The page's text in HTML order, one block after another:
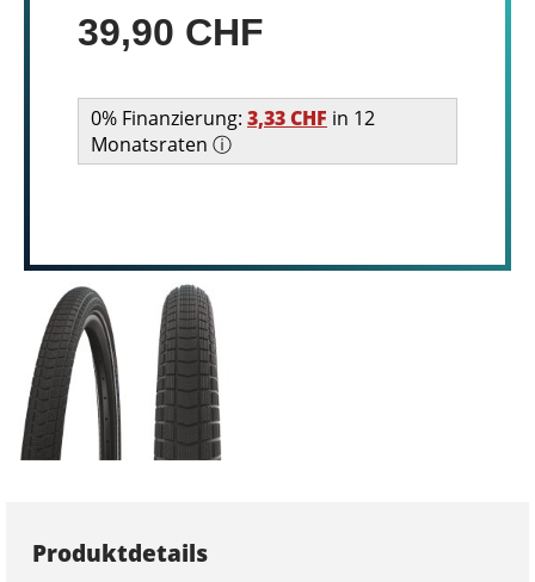
39,90 CHF
0% Finanzierung: 3,33 CHF in 12
Monatsraten ⓘ
Produktdetails